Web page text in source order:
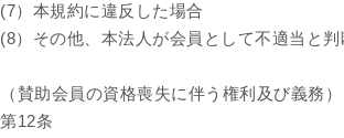
(7）本規約に違反した場合
(8）その他、本法人が会員として不適当と
（賛助会員の資格喪失に伴う権利及び義務）
第12条